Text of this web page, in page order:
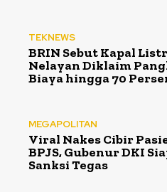
TEKNEWS
BRIN Sebut Kapal
Nelayan Diklaim
Biaya hingga 70
MEGAPOLITAN
Viral Nakes Cibir
BPJS, Gubenur DKI
Sanksi Tegas